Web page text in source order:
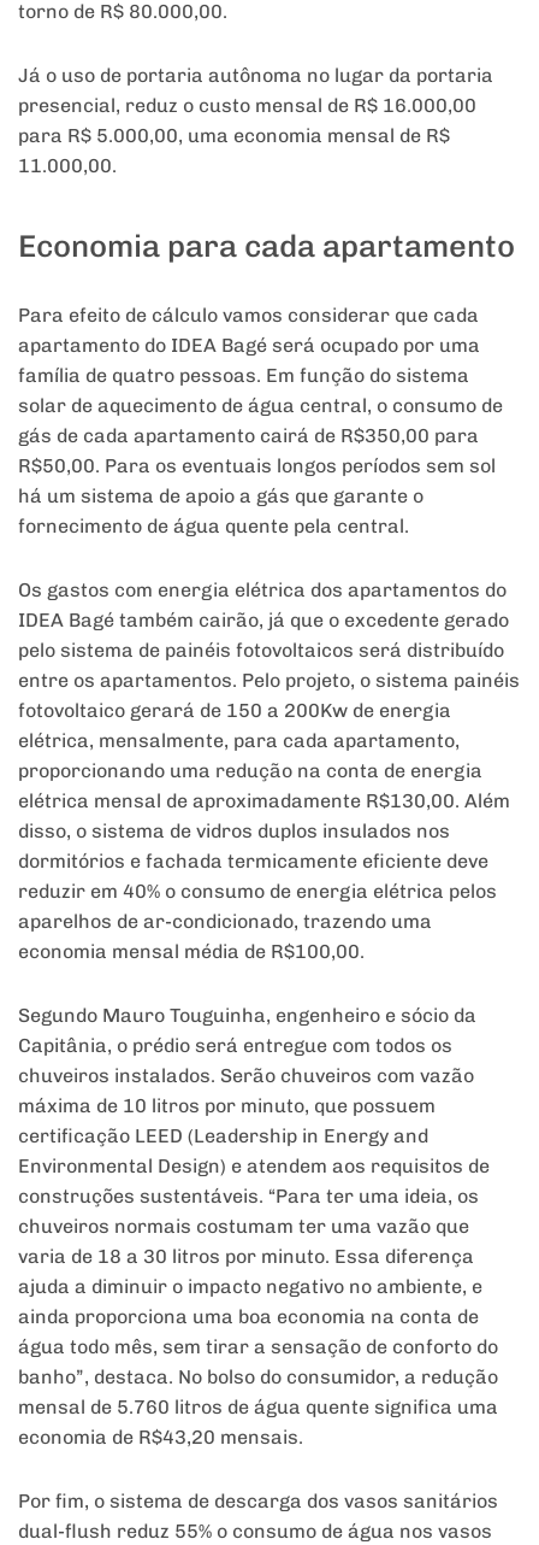
torno de R$ 80.000,00.
Já o uso de portaria autônoma no lugar da portaria
presencial, reduz o custo mensal de R$ 16.000,00
para R$ 5.000,00, uma economia mensal de R$
11.000,00.
Economia para cada apartamento
Para efeito de cálculo vamos considerar que cada
apartamento do IDEA Bagé será ocupado por uma
família de quatro pessoas. Em função do sistema
solar de aquecimento de água central, o consumo de
gás de cada apartamento cairá de R$350,00 para
R$50,00. Para os eventuais longos períodos sem sol
há um sistema de apoio a gás que garante o
fornecimento de água quente pela central.
Os gastos com energia elétrica dos apartamentos do
IDEA Bagé também cairão, já que o excedente gerado
pelo sistema de painéis fotovoltaicos será distribuído
entre os apartamentos. Pelo projeto, o sistema painéis
fotovoltaico gerará de 150 a 200Kw de energia
elétrica, mensalmente, para cada apartamento,
proporcionando uma redução na conta de energia
elétrica mensal de aproximadamente R$130,00. Além
disso, o sistema de vidros duplos insulados nos
dormitórios e fachada termicamente eficiente deve
reduzir em 40% o consumo de energia elétrica pelos
aparelhos de ar-condicionado, trazendo uma
economia mensal média de R$100,00.
Segundo Mauro Touguinha, engenheiro e sócio da
Capitânia, o prédio será entregue com todos os
chuveiros instalados. Serão chuveiros com vazão
máxima de 10 litros por minuto, que possuem
certificação LEED (Leadership in Energy and
Environmental Design) e atendem aos requisitos de
construções sustentáveis. “Para ter uma ideia, os
chuveiros normais costumam ter uma vazão que
varia de 18 a 30 litros por minuto. Essa diferença
ajuda a diminuir o impacto negativo no ambiente, e
ainda proporciona uma boa economia na conta de
água todo mês, sem tirar a sensação de conforto do
banho”, destaca. No bolso do consumidor, a redução
mensal de 5.760 litros de água quente significa uma
economia de R$43,20 mensais.
Por fim, o sistema de descarga dos vasos sanitários
dual-flush reduz 55% o consumo de água nos vasos